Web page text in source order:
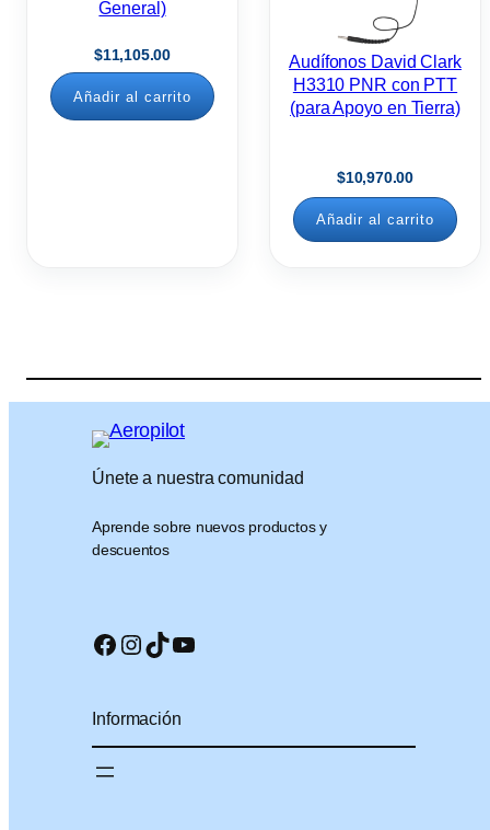
General)
$11,105.00
Añadir al carrito
Audífonos David Clark
H3310 PNR con PTT
(para Apoyo en Tierra)
$10,970.00
Añadir al carrito
Únete a nuestra comunidad
Aprende sobre nuevos productos y
descuentos
Facebook Instagram TikTok YouTube
Información